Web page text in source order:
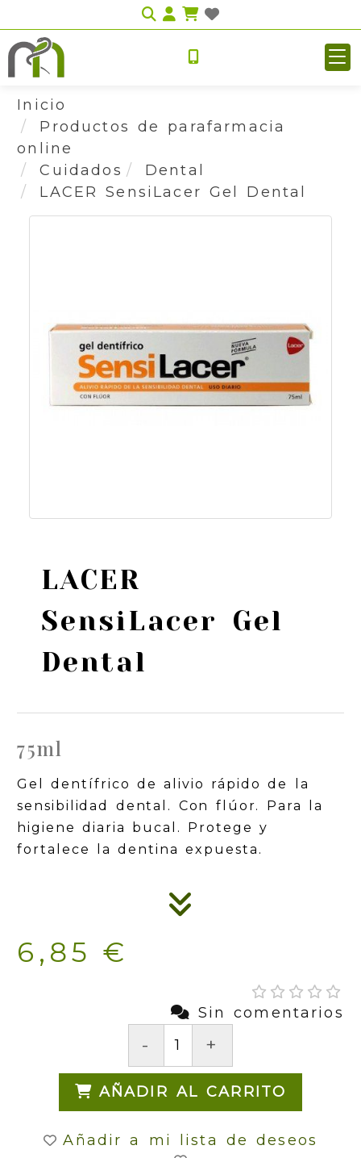
Identifícate
Inicio
Productos de parafarmacia
online
Cuidados
Dental
LACER SensiLacer Gel Dental
LACER
SensiLacer Gel
Dental
75ml
Gel dentífrico de alivio rápido de la
sensibilidad dental. Con flúor. Para la
higiene diaria bucal. Protege y
fortalece la dentina expuesta.
6,85 €
Sin comentarios
- +
AÑADIR AL CARRITO
Añadir a mi lista de deseos